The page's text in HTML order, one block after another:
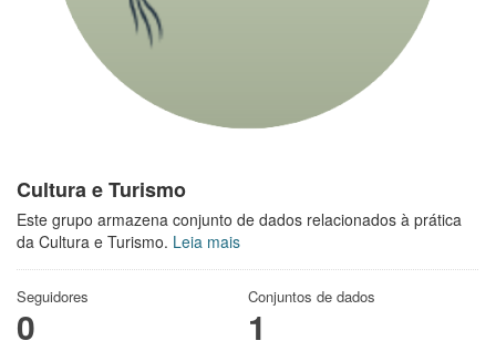
Cultura e Turismo
Este grupo armazena conjunto de dados relacionados à prática
da Cultura e Turismo. Leia mais
Seguidores
0
Conjuntos de dados
1